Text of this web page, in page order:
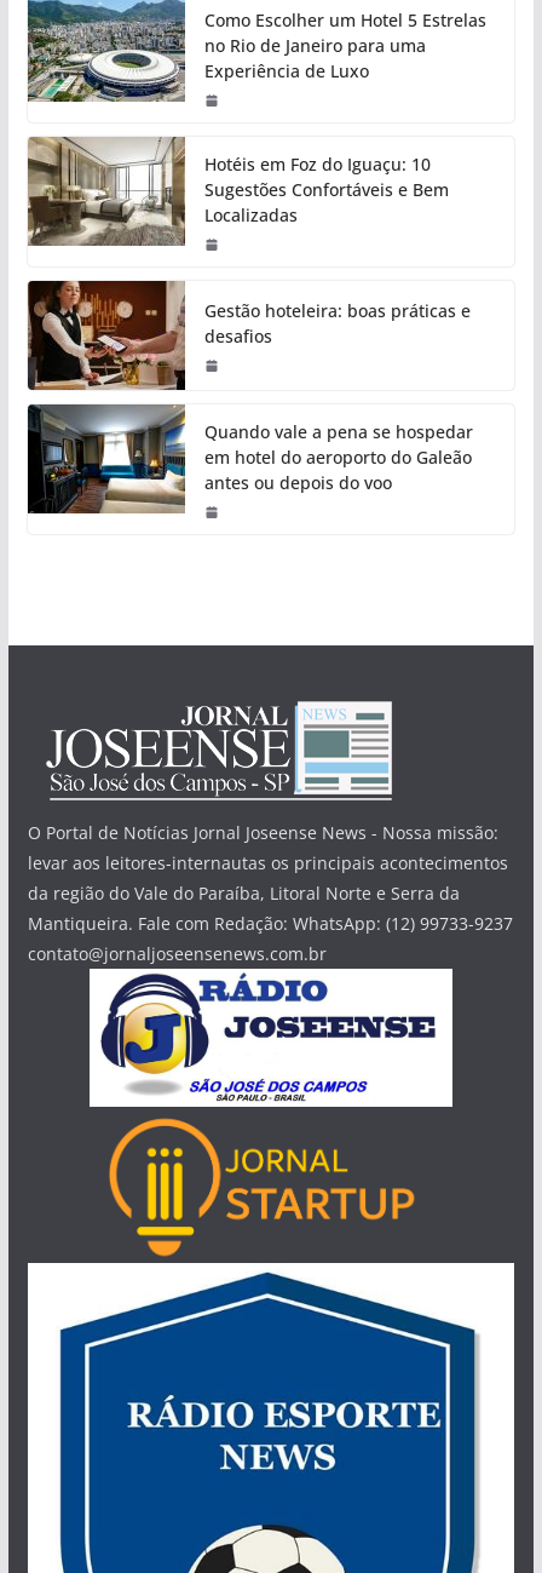
Como Escolher um Hotel 5 Estrelas
no Rio de Janeiro para uma
Experiência de Luxo
Hotéis em Foz do Iguaçu: 10
Sugestões Confortáveis e Bem
Localizadas
Gestão hoteleira: boas práticas e
desafios
Quando vale a pena se hospedar
em hotel do aeroporto do Galeão
antes ou depois do voo
O Portal de Notícias Jornal Joseense News - Nossa missão:
levar aos leitores-internautas os principais acontecimentos
da região do Vale do Paraíba, Litoral Norte e Serra da
Mantiqueira. Fale com Redação: WhatsApp: (12) 99733-9237
contato@jornaljoseensenews.com.br